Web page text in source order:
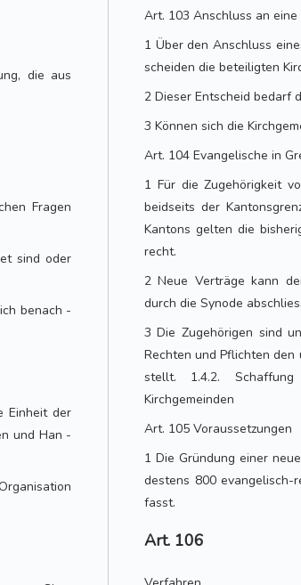
die aus
Fragen
sind oder
benach -
Einheit der
und Han -
Art. 103 Anschluss an eine
1 Über den Anschluss
scheiden die beteiligten
2 Dieser Entscheid bedarf
3 Können sich die
Art. 104 Evangelische in
1 Für die Zugehörigkeit
beidseits der
Kantons gelten die
recht.
2 Neue Verträge kann
durch die Synode
3 Die Zugehörigen sind
Rechten und Pflichten
stellt. 1.4.2. Schaffung
Kirchgemeinden
Art. 105 Voraussetzungen
1 Die Gründung einer
destens 800 evangelisch-
fasst.
Art. 106